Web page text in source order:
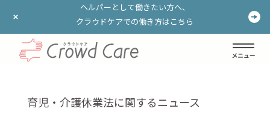
ヘルパーとして働きたい方へ、
クラウドケアでの働き方はこちら
ヘルパーとして働きたい方へ、
クラウドケアでの働き方はこちら
育児・介護休業法に関するニュース